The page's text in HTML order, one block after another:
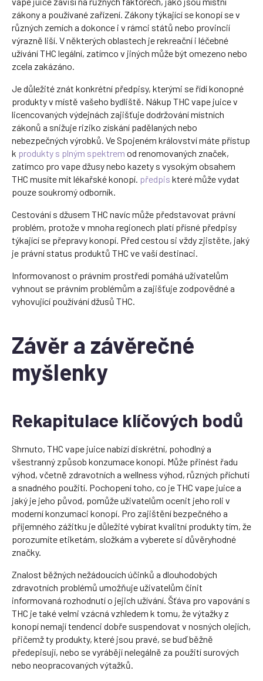
zákony a používané zařízení. Zákony týkající se konopí se v
různých zemích a dokonce i v rámci států nebo provincií
výrazně liší. V některých oblastech je rekreační i léčebné
užívání THC legální, zatímco v jiných může být omezeno nebo
zcela zakázáno.
Je důležité znát konkrétní předpisy, kterými se řídí konopné
produkty v místě vašeho bydliště. Nákup THC vape juice v
licencovaných výdejnách zajišťuje dodržování místních
zákonů a snižuje riziko získání padělaných nebo
nebezpečných výrobků. Ve Spojeném království máte přístup
k produkty s plným spektrem od renomovaných značek,
zatímco pro vape džusy nebo kazety s vysokým obsahem
THC musíte mít lékařské konopí. předpis které může vydat
pouze soukromý odborník.
Cestování s džusem THC navíc může představovat právní
problém, protože v mnoha regionech platí přísné předpisy
týkající se přepravy konopí. Před cestou si vždy zjistěte, jaký
je právní status produktů THC ve vaší destinaci.
Informovanost o právním prostředí pomáhá uživatelům
vyhnout se právním problémům a zajišťuje zodpovědné a
vyhovující používání džusů THC.
Závěr a závěrečné
myšlenky
Rekapitulace klíčových bodů
Shrnuto, THC vape juice nabízí diskrétní, pohodlný a
všestranný způsob konzumace konopí. Může přinést řadu
výhod, včetně zdravotních a wellness výhod, různých příchutí
a snadného použití. Pochopení toho, co je THC vape juice a
jaký je jeho původ, pomůže uživatelům ocenit jeho roli v
moderní konzumaci konopí. Pro zajištění bezpečného a
příjemného zážitku je důležité vybírat kvalitní produkty tím, že
porozumíte etiketám, složkám a vyberete si důvěryhodné
značky.
Znalost běžných nežádoucích účinků a dlouhodobých
zdravotních problémů umožňuje uživatelům činit
informovaná rozhodnutí o jejich užívání. Šťáva pro vapování s
THC je také velmi vzácná vzhledem k tomu, že výtažky z
konopí nemají tendenci dobře suspendovat v nosných olejích,
přičemž ty produkty, které jsou pravé, se buď běžně
předepisují, nebo se vyrábějí nelegálně za použití surových
nebo neopracovaných výtažků.